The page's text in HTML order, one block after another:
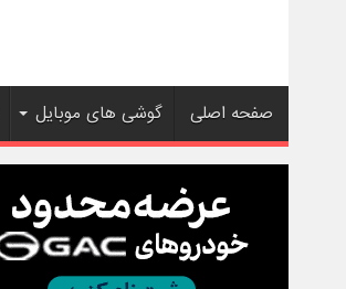
صفحه اصلی گوشی های موبایل